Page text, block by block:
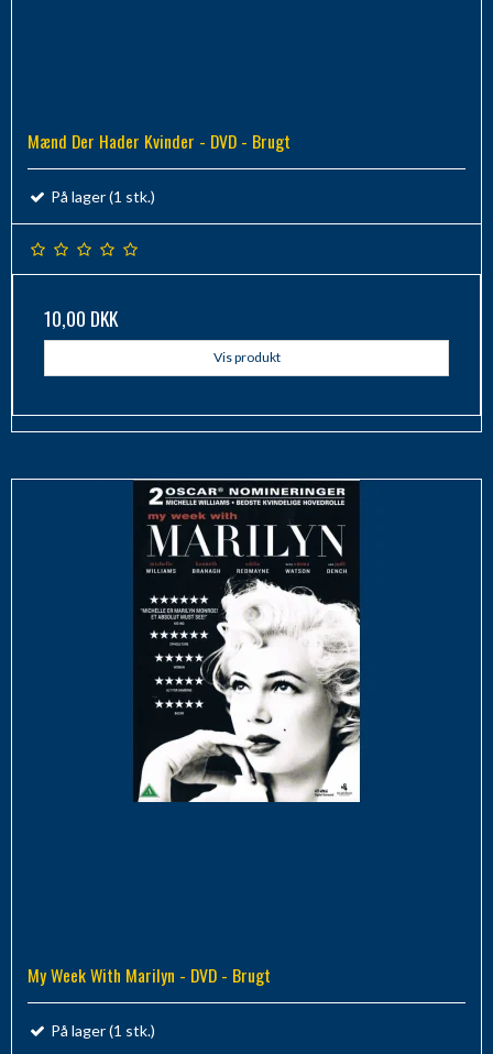
Mænd Der Hader Kvinder - DVD - Brugt
På lager (1 stk.)
10,00 DKK
Vis produkt
My Week With Marilyn - DVD - Brugt
På lager (1 stk.)